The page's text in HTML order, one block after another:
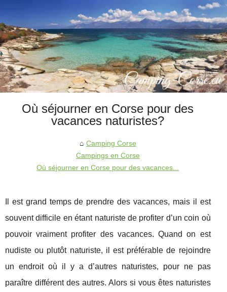
Où séjourner en Corse pour des
vacances naturistes?
Camping Corse
Campings en Corse
Où séjourner en Corse pour des vacances...
Il est grand temps de prendre des vacances, mais il est
souvent difficile en étant naturiste de profiter d’un coin où
pouvoir vraiment profiter des vacances. Quand on est
nudiste ou plutôt naturiste, il est préférable de rejoindre
un endroit où il y a d’autres naturistes, pour ne pas
paraître différent des autres. Alors si vous êtes naturistes